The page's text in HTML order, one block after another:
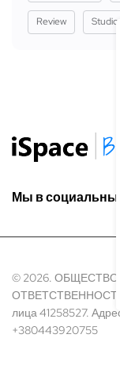
Review Studio
Мы в
© 2026. ОБЩЕСТВО
лица 41258527.
+380443920755